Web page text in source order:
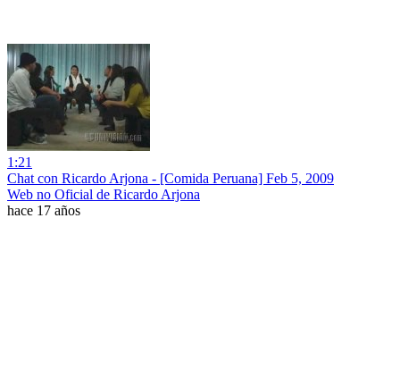
1:21
Chat con Ricardo Arjona - [Comida Peruana] Feb 5, 2009
Web no Oficial de Ricardo Arjona
hace 17 años